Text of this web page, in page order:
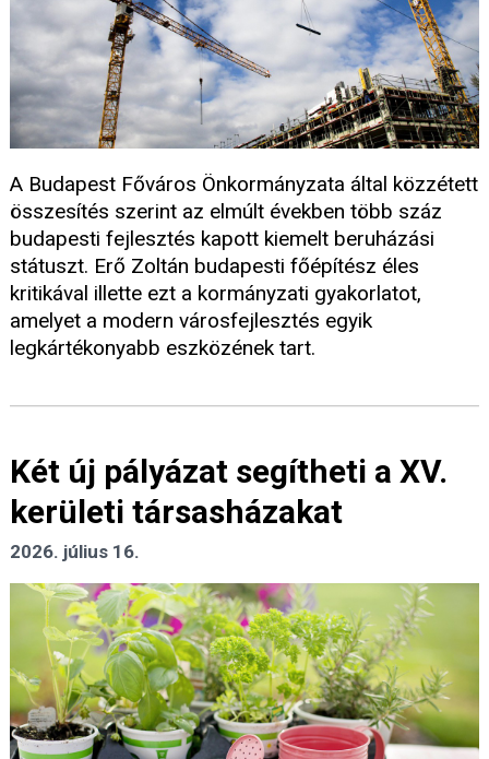
A Budapest Főváros Önkormányzata által közzétett
összesítés szerint az elmúlt években több száz
budapesti fejlesztés kapott kiemelt beruházási
státuszt. Erő Zoltán budapesti főépítész éles
kritikával illette ezt a kormányzati gyakorlatot,
amelyet a modern városfejlesztés egyik
legkártékonyabb eszközének tart.
Két új pályázat segítheti a XV.
kerületi társasházakat
2026. július 16.